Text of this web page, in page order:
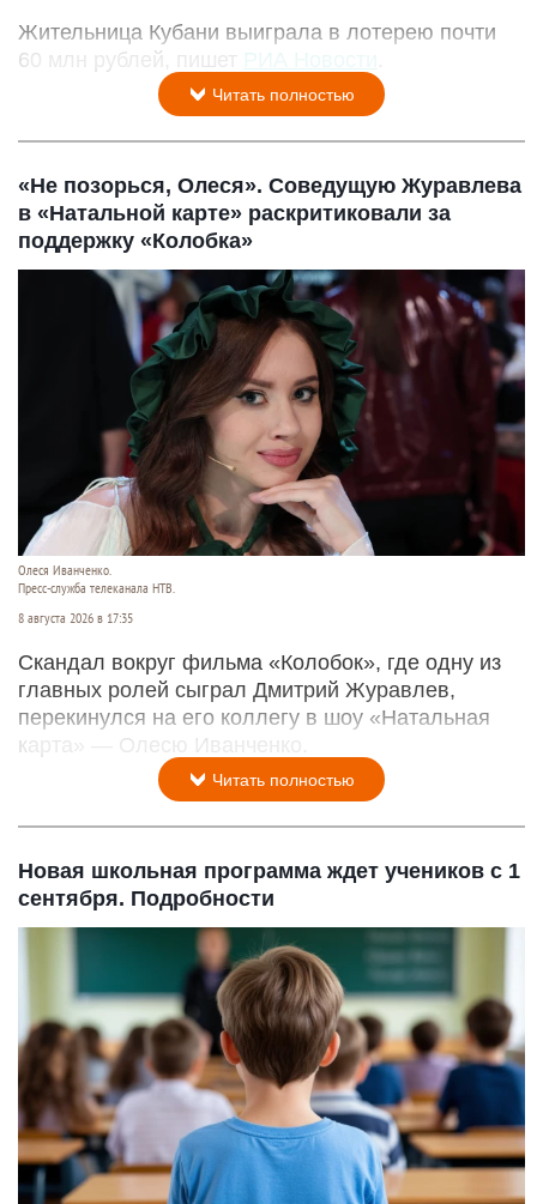
Жительница Кубани выиграла в лотерею почти
60 млн рублей, пишет РИА Новости
Читать полностью
«Не позорься, Олеся». Соведущую Журавлева
в «Натальной карте» раскритиковали за
поддержку «Колобка»
Олеся Иванченко.
Пресс-служба телеканала НТВ.
8 августа 2026 в 17:35
Скандал вокруг фильма «Колобок», где одну из
главных ролей сыграл Дмитрий Журавлев,
перекинулся на его коллегу в шоу «Натальная
карта» — Олесю Иванченко.
Читать полностью
Новая школьная программа ждет учеников с 1
сентября. Подробности